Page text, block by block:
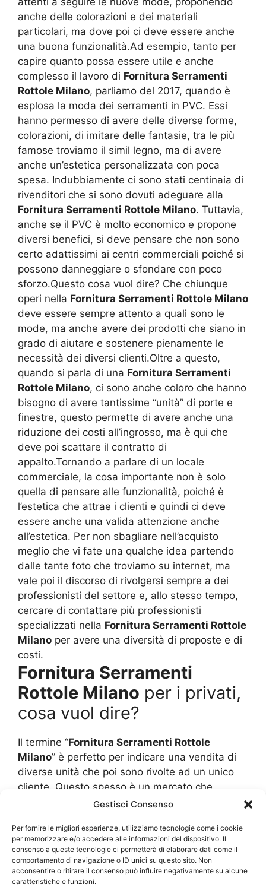
Gestisci Consenso
Per fornire le migliori esperienze, utilizziamo tecnologie come i cookie
per memorizzare e/o accedere alle informazioni del dispositivo. Il
consenso a queste tecnologie ci permetterà di elaborare dati come il
comportamento di navigazione o ID unici su questo sito. Non
acconsentire o ritirare il consenso può influire negativamente su alcune
caratteristiche e funzioni.
anche delle colorazioni e dei materiali
particolari, ma dove poi ci deve essere anche
una buona funzionalità.Ad esempio, tanto per
capire quanto possa essere utile e anche
complesso il lavoro di Fornitura Serramenti
Rottole Milano, parliamo del 2017, quando è
esplosa la moda dei serramenti in PVC. Essi
hanno permesso di avere delle diverse forme,
colorazioni, di imitare delle fantasie, tra le più
famose troviamo il simil legno, ma di avere
anche un’estetica personalizzata con poca
spesa. Indubbiamente ci sono stati centinaia di
rivenditori che si sono dovuti adeguare alla
Fornitura Serramenti Rottole Milano. Tuttavia,
anche se il PVC è molto economico e propone
diversi benefici, si deve pensare che non sono
certo adattissimi ai centri commerciali poiché si
possono danneggiare o sfondare con poco
sforzo.Questo cosa vuol dire? Che chiunque
operi nella Fornitura Serramenti Rottole Milano
deve essere sempre attento a quali sono le
mode, ma anche avere dei prodotti che siano in
grado di aiutare e sostenere pienamente le
necessità dei diversi clienti.Oltre a questo,
quando si parla di una Fornitura Serramenti
Rottole Milano, ci sono anche coloro che hanno
bisogno di avere tantissime “unità” di porte e
finestre, questo permette di avere anche una
riduzione dei costi all’ingrosso, ma è qui che
deve poi scattare il contratto di
appalto.Tornando a parlare di un locale
commerciale, la cosa importante non è solo
quella di pensare alle funzionalità, poiché è
l’estetica che attrae i clienti e quindi ci deve
essere anche una valida attenzione anche
all’estetica. Per non sbagliare nell’acquisto
meglio che vi fate una qualche idea partendo
dalle tante foto che troviamo su internet, ma
vale poi il discorso di rivolgersi sempre a dei
professionisti del settore e, allo stesso tempo,
cercare di contattare più professionisti
specializzati nella Fornitura Serramenti Rottole
Milano per avere una diversità di proposte e di
costi.
Fornitura Serramenti
Rottole Milano per i privati,
cosa vuol dire?
Il termine “Fornitura Serramenti Rottole
Milano” è perfetto per indicare una vendita di
diverse unità che poi sono rivolte ad un unico
cliente. Questo spesso è un mercato che
interessa i grossisti e i rivenditori al minuto,
“spaesati” quando si parla di unaFornitura
Serramenti Rottole Milanoper il
privato.Tuttavia, negli ultimi anni, ci sono anche
dei negozi e grossisti che possono eseguire una